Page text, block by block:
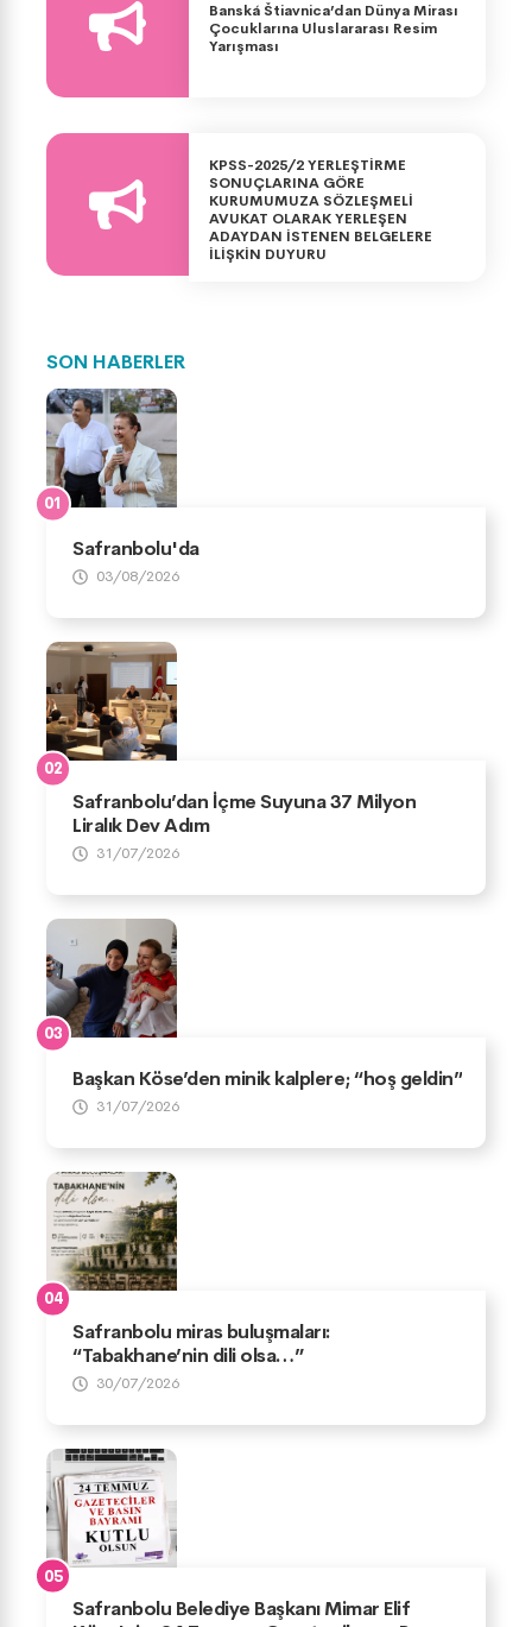
SON HABERLER
Safranbolu'da
03/08/2026
Safranbolu’dan İçme Suyuna 37 Milyon
Liralık Dev Adım
31/07/2026
Başkan Köse’den minik kalplere; “hoş geldin”
31/07/2026
Safranbolu miras buluşmaları:
“Tabakhane’nin dili olsa…”
30/07/2026
Safranbolu Belediye Başkanı Mimar Elif
Banská Štiavnica’dan Dünya Mirası
Çocuklarına Uluslararası Resim
Yarışması
KPSS-2025/2 YERLEŞTİRME
SONUÇLARINA GÖRE
KURUMUMUZA SÖZLEŞMELİ
AVUKAT OLARAK YERLEŞEN
ADAYDAN İSTENEN BELGELERE
İLİŞKİN DUYURU